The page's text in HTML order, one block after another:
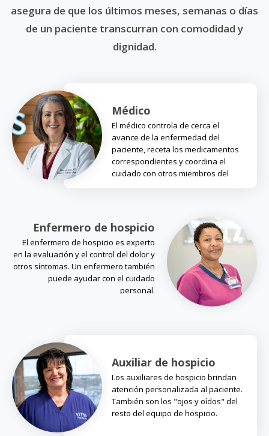
asegura de que los últimos meses, semanas o días
de un paciente transcurran con comodidad y
dignidad.
Médico
El médico controla de cerca el
avance de la enfermedad del
paciente, receta los medicamentos
correspondientes y coordina el
cuidado con otros miembros del
Enfermero de hospicio
El enfermero de hospicio es experto
en la evaluación y el control del dolor y
otros síntomas. Un enfermero también
puede ayudar con el cuidado
personal.
Auxiliar de hospicio
Los auxiliares de hospicio brindan
atención personalizada al paciente.
También son los "ojos y oídos" del
resto del equipo de hospicio.